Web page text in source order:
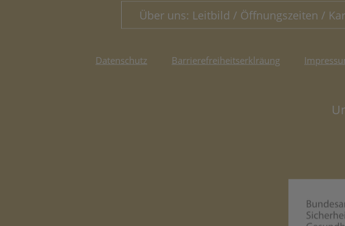
Über uns: Leitbild / Öffnungszeiten /
Datenschutz Barrierefreiheitserklräung